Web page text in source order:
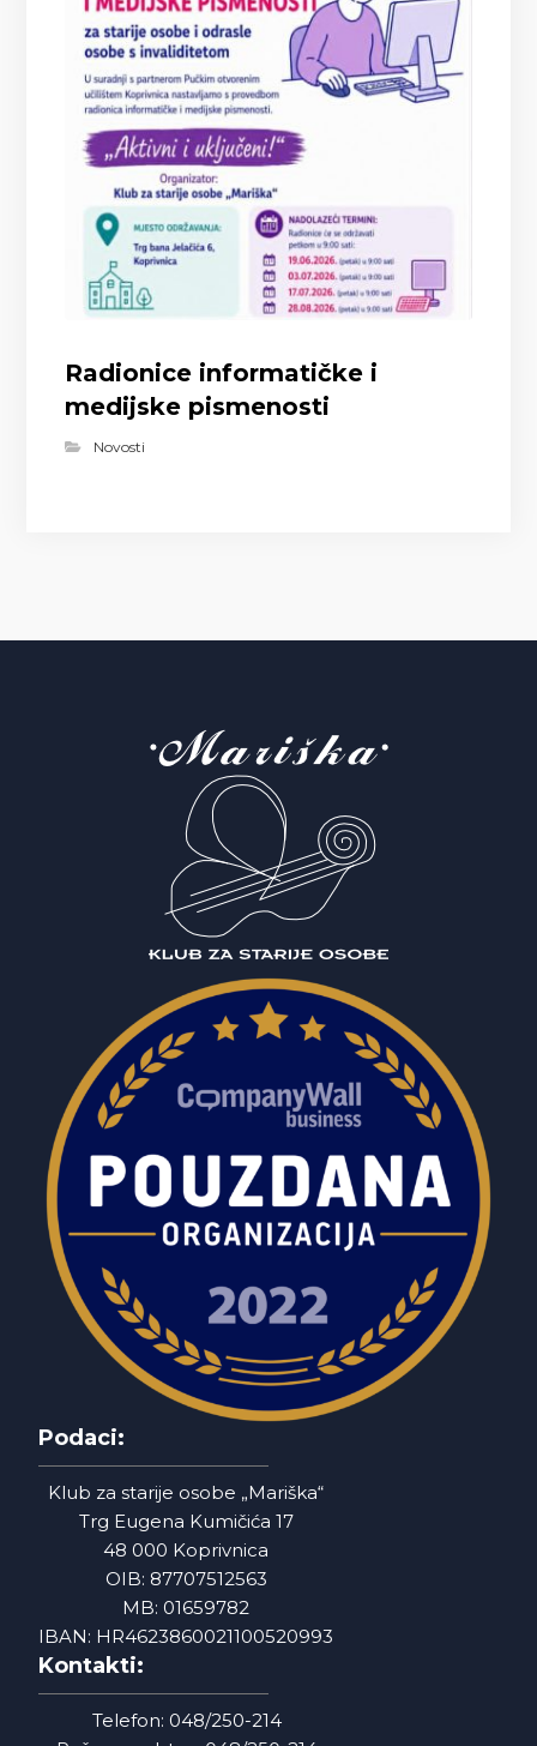
Radionice informatičke i
medijske pismenosti
Novosti
Podaci:
Klub za starije osobe „Mariška“
Trg Eugena Kumičića 17
48 000 Koprivnica
OIB: 87707512563
MB: 01659782
IBAN: HR4623860021100520993
Kontakti:
Telefon: 048/250-214